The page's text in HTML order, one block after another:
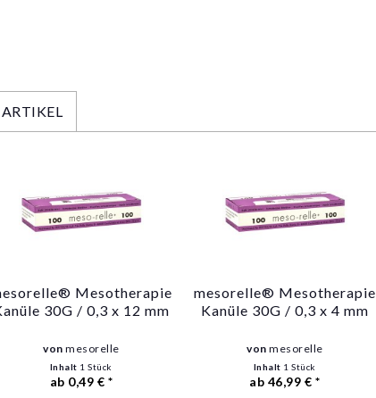
Mesotherapie
30G / 0,3 x 12 mm
vonmesorelle
Inhalt 1 Stück
ab 0,49 € *
mesorelle® Mesotherapie
Kanüle 30G / 0,3 x 4 mm
vonmesorelle
Inhalt 1 Stück
ab 46,99 € *